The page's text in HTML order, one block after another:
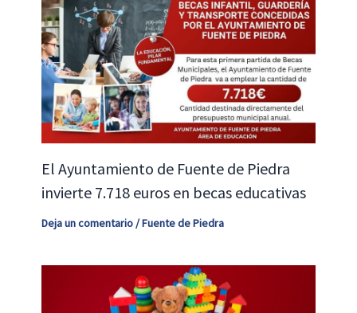
El Ayuntamiento de Fuente de Piedra
invierte 7.718 euros en becas educativas
Deja un comentario/Fuente de Piedra